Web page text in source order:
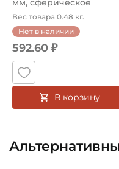
мм, сферическое
наружно...
Вес товара 0.48 кг.
Нет в наличии
592.60 ₽
В корзину